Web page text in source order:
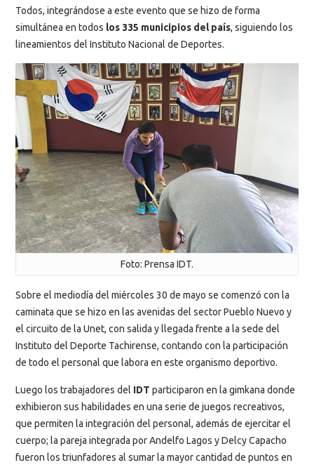
Todos, integrándose a este evento que se hizo de forma
simultánea en todos los 335 municipios del país, siguiendo los
lineamientos del Instituto Nacional de Deportes.
Foto: Prensa IDT.
Sobre el mediodía del miércoles 30 de mayo se comenzó con la
caminata que se hizo en las avenidas del sector Pueblo Nuevo y
el circuito de la Unet, con salida y llegada frente a la sede del
Instituto del Deporte Tachirense, contando con la participación
de todo el personal que labora en este organismo deportivo.
Luego los trabajadores del IDT participaron en la gimkana donde
exhibieron sus habilidades en una serie de juegos recreativos,
que permiten la integración del personal, además de ejercitar el
cuerpo; la pareja integrada por Andelfo Lagos y Delcy Capacho
fueron los triunfadores al sumar la mayor cantidad de puntos en